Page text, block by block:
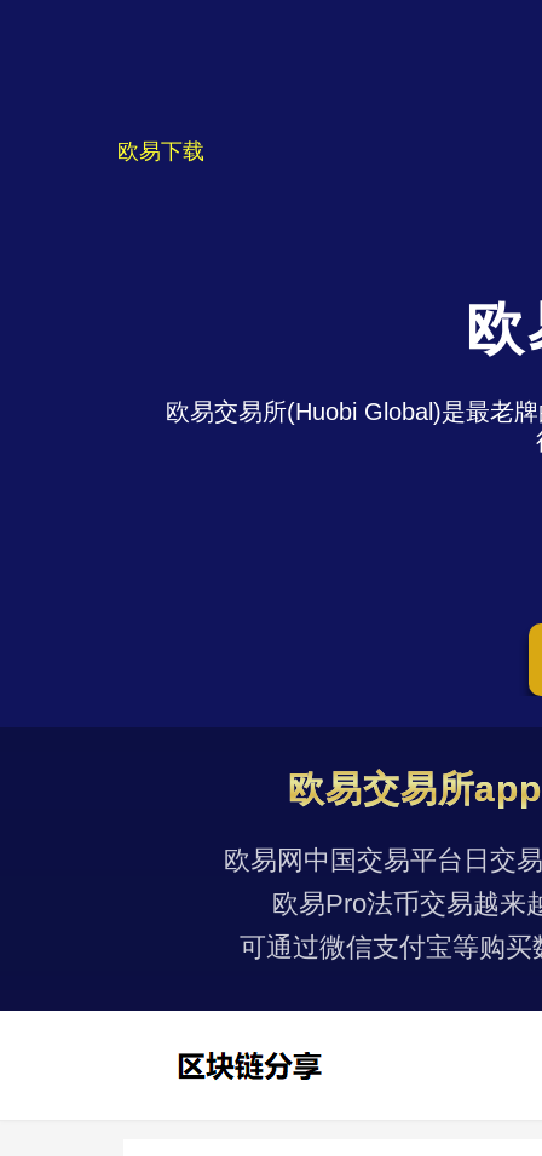
欧易下载
欧易交易所(Huobi Global)是最老
欧易交易所
欧易网中国交易平台日交
欧易Pro法币交易越来
可通过微信支付宝等购买